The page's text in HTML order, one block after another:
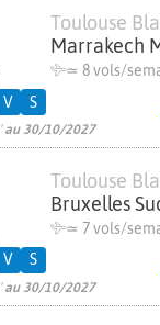
Toulouse
Marrakech
≃ 8 vols/
au 30/10/2027
V S
Toulouse
Bruxelles
≃ 7 vols/
au 30/10/2027
V S